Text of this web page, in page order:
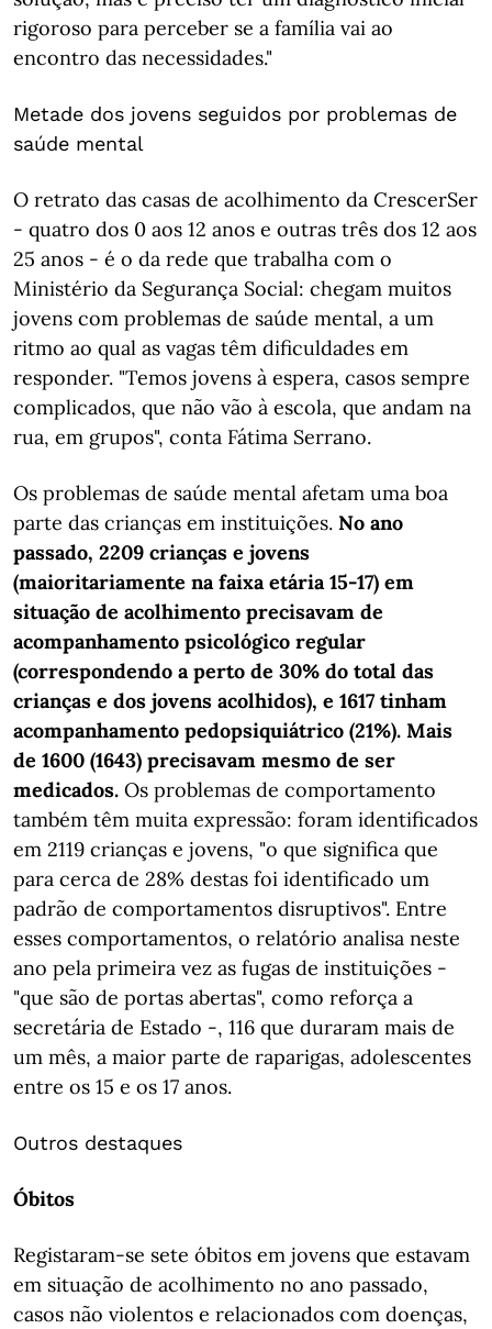
rigoroso para perceber se a família vai ao
encontro das necessidades."
Metade dos jovens seguidos por problemas de
saúde mental
O retrato das casas de acolhimento da CrescerSer
- quatro dos 0 aos 12 anos e outras três dos 12 aos
25 anos - é o da rede que trabalha com o
Ministério da Segurança Social: chegam muitos
jovens com problemas de saúde mental, a um
ritmo ao qual as vagas têm dificuldades em
responder. "Temos jovens à espera, casos sempre
complicados, que não vão à escola, que andam na
rua, em grupos", conta Fátima Serrano.
Os problemas de saúde mental afetam uma boa
parte das crianças em instituições. No ano
passado, 2209 crianças e jovens
(maioritariamente na faixa etária 15-17) em
situação de acolhimento precisavam de
acompanhamento psicológico regular
(correspondendo a perto de 30% do total das
crianças e dos jovens acolhidos), e 1617 tinham
acompanhamento pedopsiquiátrico (21%). Mais
de 1600 (1643) precisavam mesmo de ser
medicados. Os problemas de comportamento
também têm muita expressão: foram identificados
em 2119 crianças e jovens, "o que significa que
para cerca de 28% destas foi identificado um
padrão de comportamentos disruptivos". Entre
esses comportamentos, o relatório analisa neste
ano pela primeira vez as fugas de instituições -
"que são de portas abertas", como reforça a
secretária de Estado -, 116 que duraram mais de
um mês, a maior parte de raparigas, adolescentes
entre os 15 e os 17 anos.
Outros destaques
Óbitos
Registaram-se sete óbitos em jovens que estavam
em situação de acolhimento no ano passado,
casos não violentos e relacionados com doenças,